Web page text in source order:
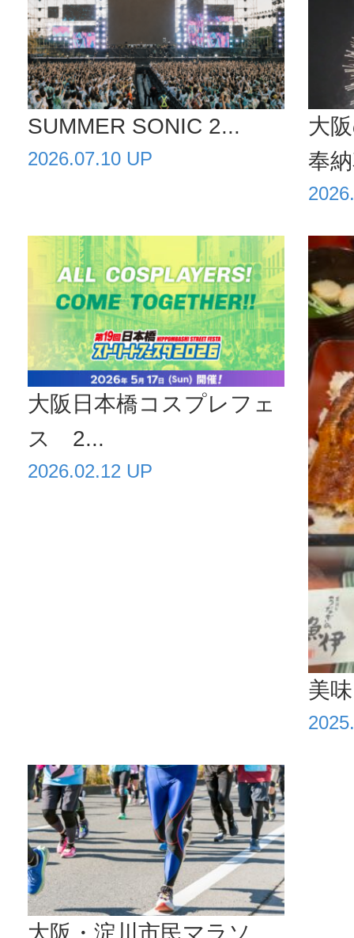
て、過去
うな、不
SUMMER SONIC 2...
2026.07.10 UP
大
奉
大阪日本橋コスプレフェ
ス 2...
2026.02.12 UP
美
大阪・淀川市民マラソ